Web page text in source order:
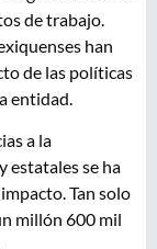
de trabajo.
han
de las políticas
entidad.
a la
estatales se ha
Tan solo
millón 600 mil